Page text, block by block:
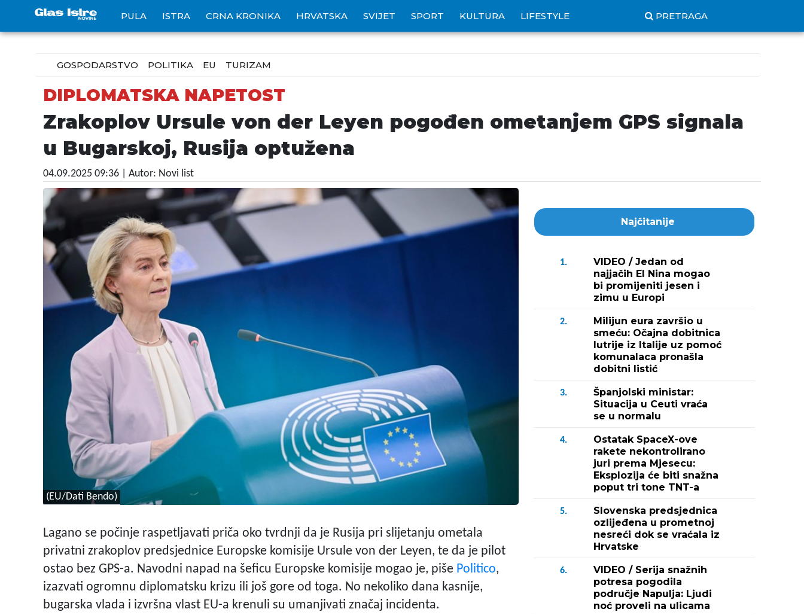
PULA ISTRA CRNA KRONIKA HRVATSKA SVIJET SPORT KULTURA LIFESTYLE PRETRAGA
GOSPODARSTVO POLITIKA EU TURIZAM
DIPLOMATSKA NAPETOST
Zrakoplov Ursule von der Leyen pogođen ometanjem GPS signala
u Bugarskoj, Rusija optužena
04.09.2025 09:36 | Autor: Novi list
(EU/Dati Bendo)
Lagano se počinje raspetljavati priča oko tvrdnji da je Rusija pri slijetanju ometala
privatni zrakoplov predsjednice Europske komisije Ursule von der Leyen, te da je pilot
ostao bez GPS-a. Navodni napad na šeficu Europske komisije mogao je, piše Politico,
izazvati ogromnu diplomatsku krizu ili još gore od toga. No nekoliko dana kasnije,
bugarska vlada i izvršna vlast EU-a krenuli su umanjivati značaj incidenta.
Najčitanije
1.
VIDEO / Jedan od
najjačih El Nina mogao
bi promijeniti jesen i
zimu u Europi
2.
Milijun eura završio u
smeću: Očajna dobitnica
lutrije iz Italije uz pomoć
komunalaca pronašla
dobitni listić
3.
Španjolski ministar:
Situacija u Ceuti vraća
se u normalu
4.
Ostatak SpaceX-ove
rakete nekontrolirano
juri prema Mjesecu:
Eksplozija će biti snažna
poput tri tone TNT-a
5.
Slovenska predsjednica
ozlijeđena u prometnoj
nesreći dok se vraćala iz
Hrvatske
6.
VIDEO / Serija snažnih
potresa pogodila
područje Napulja: Ljudi
noć proveli na ulicama